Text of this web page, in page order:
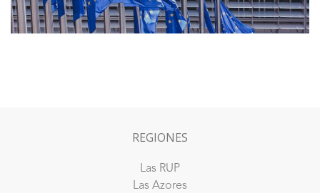
REGIONES
Las RUP
Las Azores